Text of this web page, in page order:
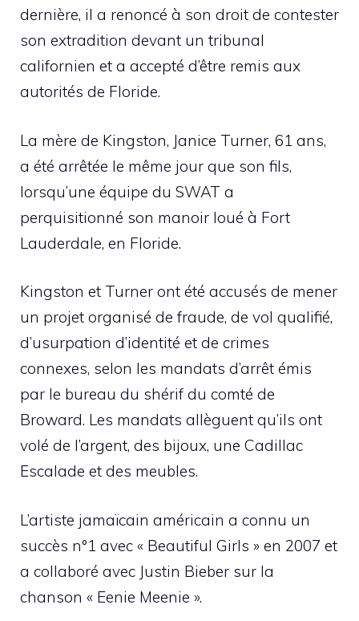
dernière, il a renoncé à son droit de contester
son extradition devant un tribunal
californien et a accepté d’être remis aux
autorités de Floride.
La mère de Kingston, Janice Turner, 61 ans,
a été arrêtée le même jour que son fils,
lorsqu’une équipe du SWAT a
perquisitionné son manoir loué à Fort
Lauderdale, en Floride.
Kingston et Turner ont été accusés de mener
un projet organisé de fraude, de vol qualifié,
d’usurpation d’identité et de crimes
connexes, selon les mandats d’arrêt émis
par le bureau du shérif du comté de
Broward. Les mandats allèguent qu’ils ont
volé de l’argent, des bijoux, une Cadillac
Escalade et des meubles.
L’artiste jamaïcain américain a connu un
succès n°1 avec « Beautiful Girls » en 2007 et
a collaboré avec Justin Bieber sur la
chanson « Eenie Meenie ».